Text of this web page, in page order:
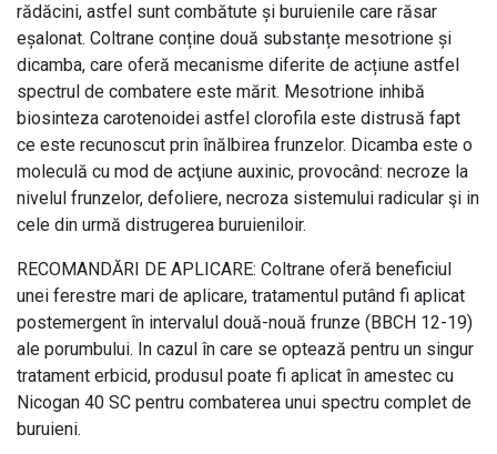
rădăcini, astfel sunt combătute și buruienile care răsar
eșalonat. Coltrane conține două substanțe mesotrione și
dicamba, care oferă mecanisme diferite de acțiune astfel
spectrul de combatere este mărit. Mesotrione inhibă
biosinteza carotenoidei astfel clorofila este distrusă fapt
ce este recunoscut prin înălbirea frunzelor. Dicamba este o
moleculă cu mod de acţiune auxinic, provocând: necroze la
nivelul frunzelor, defoliere, necroza sistemului radicular şi in
cele din urmă distrugerea buruieniloir.
RECOMANDĂRI DE APLICARE: Coltrane oferă beneficiul
unei ferestre mari de aplicare, tratamentul putând fi aplicat
postemergent în intervalul două-nouă frunze (BBCH 12-19)
ale porumbului. In cazul în care se optează pentru un singur
tratament erbicid, produsul poate fi aplicat în amestec cu
Nicogan 40 SC pentru combaterea unui spectru complet de
buruieni.